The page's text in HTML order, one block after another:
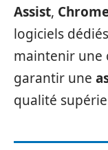
Assist,
logiciels
maintenir une
garantir une
qualité